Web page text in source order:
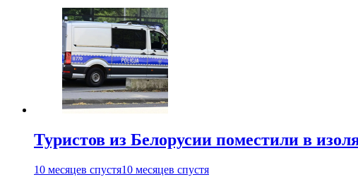
Туристов из Белорусии поместили в
10 месяцев спустя10 месяцев спустя